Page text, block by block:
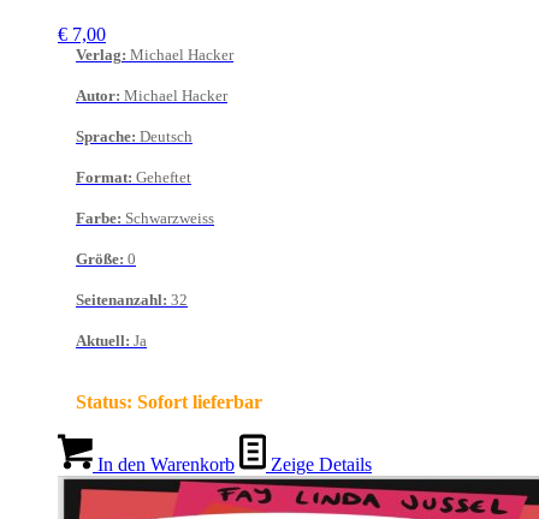
€ 7,00
Verlag: Michael Hacker
Autor: Michael Hacker
Sprache: Deutsch
Format: Geheftet
Farbe: Schwarzweiss
Größe: 0
Seitenanzahl: 32
Aktuell: Ja
Status: Sofort lieferbar
In den Warenkorb Zeige Details